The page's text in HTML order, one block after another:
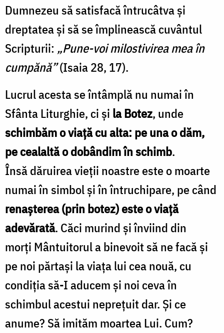
Dumnezeu să satisfacă întrucâtva și
dreptatea și să se împlinească cuvântul
Scripturii: „Pune-voi milostivirea mea în
cumpănă”(Isaia 28, 17).
Lucrul acesta se întâmplă nu numai în
Sfânta Liturghie, ci și la Botez, unde
schimbăm o viață cu alta: pe una o dăm,
pe cealaltă o dobândim în schimb.
Însă dăruirea vieții noastre este o moarte
numai în simbol și în întruchipare, pe când
renașterea (prin botez) este o viață
adevărată. Căci murind și înviind din
morți Mântuitorul a binevoit să ne facă și
pe noi părtași la viața lui cea nouă, cu
condiția să-I aducem și noi ceva în
schimbul acestui neprețuit dar. Și ce
anume? Să imităm moartea Lui. Cum?